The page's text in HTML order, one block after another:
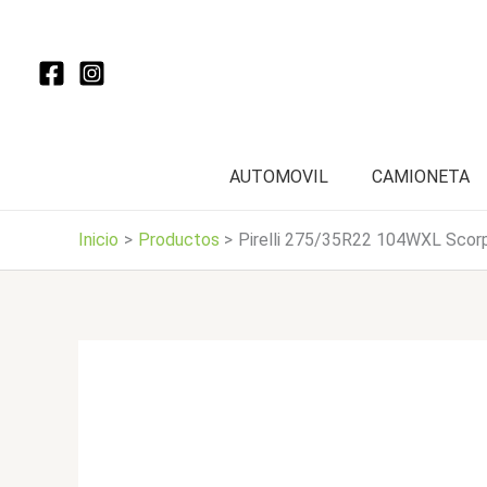
contenido
AUTOMOVIL CAMIONETA
Inicio Productos Pirelli 275/35R22 104WXL